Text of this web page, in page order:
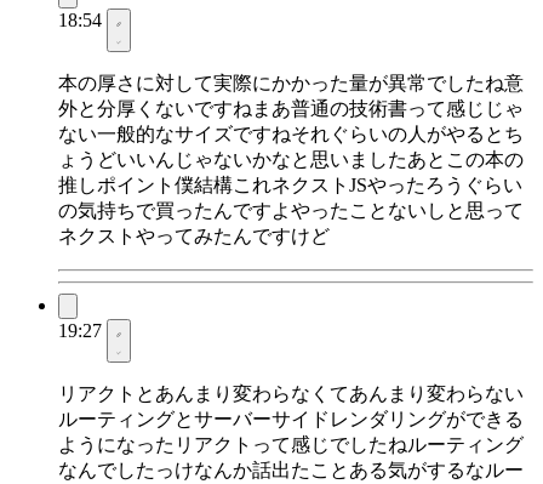
18:54
本の厚さに対して実際にかかった量が異常でしたね意
外と分厚くないですねまあ普通の技術書って感じじゃ
ない一般的なサイズですねそれぐらいの人がやるとち
ょうどいいんじゃないかなと思いましたあとこの本の
推しポイント僕結構これネクストJSやったろうぐらい
の気持ちで買ったんですよやったことないしと思って
ネクストやってみたんですけど
19:27
リアクトとあんまり変わらなくてあんまり変わらない
ルーティングとサーバーサイドレンダリングができる
ようになったリアクトって感じでしたねルーティング
なんでしたっけなんか話出たことある気がするなルー